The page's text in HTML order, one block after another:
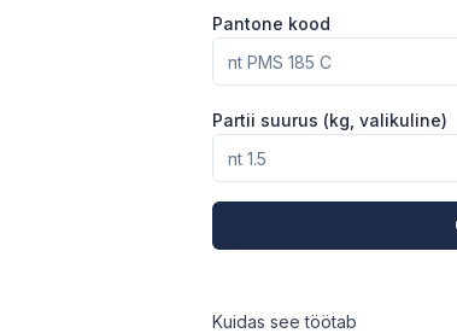
Pantone kood
Partii suurus (kg, valikuline)
Kuidas see töötab